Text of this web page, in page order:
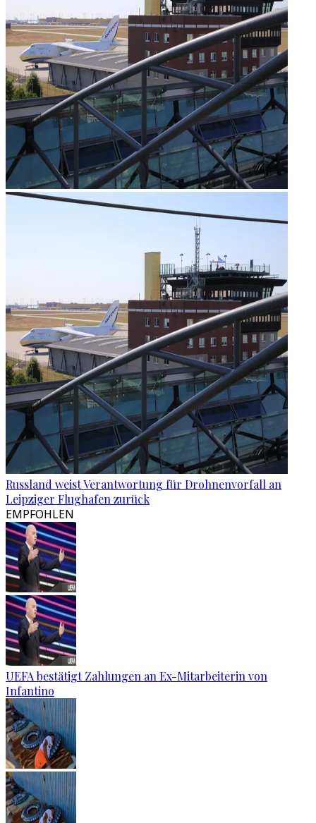
Russland weist Verantwortung für Drohnenvorfall an
Leipziger Flughafen zurück
EMPFOHLEN
UEFA bestätigt Zahlungen an Ex-Mitarbeiterin von
Infantino